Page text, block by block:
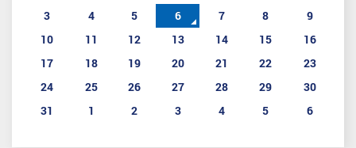
3
4 5 6 7 8
9
10
11 12 13 14 15
16
17
18 19 20 21 22
23
24
25 26 27 28 29
30
31
1 2 3 4 5 6